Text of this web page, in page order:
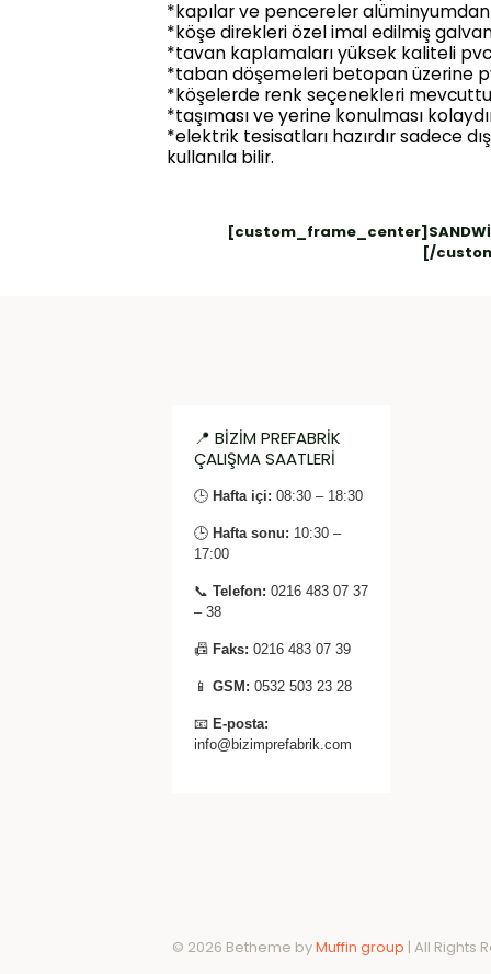
*kapılar ve pencereler
*köşe direkleri özel imal edilmiş
*tavan kaplamaları yüksek kaliteli
*taban döşemeleri betopan üzerine
*köşelerde renk seçenekleri
*taşıması ve yerine konulması
*elektrik tesisatları hazırdır sadece
kullanıla bilir.
[custom_frame_center]
[/
📍 BİZİM PREFABRİK
ÇALIŞMA SAATLERİ
🕒 Hafta içi: 08:30 – 18:30
🕒 Hafta sonu: 10:30 –
17:00
📞 Telefon: 0216 483 07 37
– 38
📠 Faks: 0216 483 07 39
📱 GSM: 0532 503 23 28
📧 E-posta:
info@bizimprefabrik.com
© 2026 Betheme byMuffin group | All Rights